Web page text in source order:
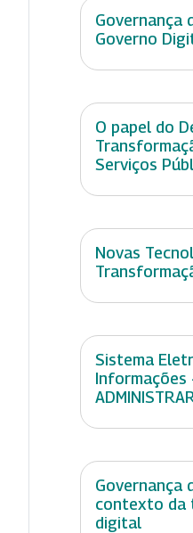
Governança
Governo
O papel do
Serviços
Novas
Sistema
Informações
Governança
contexto da
digital